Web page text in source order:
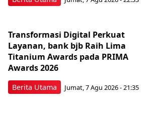
Berita Utama
Transformasi Digital Perkuat
Layanan, bank bjb Raih Lima
Titanium Awards pada PRIMA
Awards 2026
Jumat, 7 Agu 2026 - 21:35